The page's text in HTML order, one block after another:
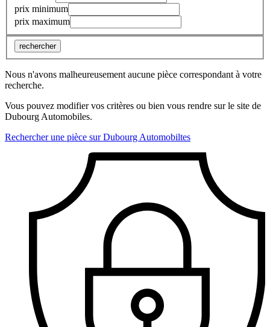
prix minimum
prix maximum
rechercher
Nous n'avons malheureusement aucune pièce correspondant à votre
recherche.
Vous pouvez modifier vos critères ou bien vous rendre sur le site de
Dubourg Automobiles.
Rechercher une pièce sur Dubourg Automobiltes